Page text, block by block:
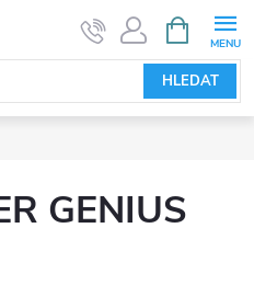
HLEDAT
NÁKUPNÍ
KOŠÍK
GENIUS